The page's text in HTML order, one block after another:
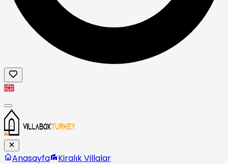
Anasayfa
Kiralık Villalar